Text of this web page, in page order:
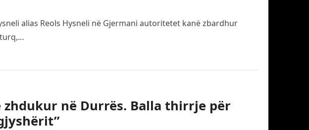
alias Reols Hysneli në Gjermani autoritetet kanë zbardhur
në Durrës. Balla thirrje për